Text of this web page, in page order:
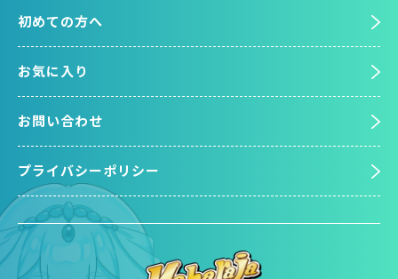
初めての方へ
お気に入り
お問い合わせ
プライバシーポリシー